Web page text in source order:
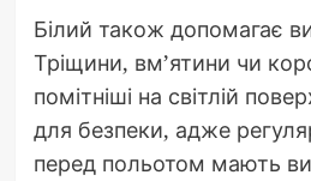
Білий також допомагає
Тріщини, вм’ятини чи
помітніші на світлій
для безпеки, адже
перед польотом мають